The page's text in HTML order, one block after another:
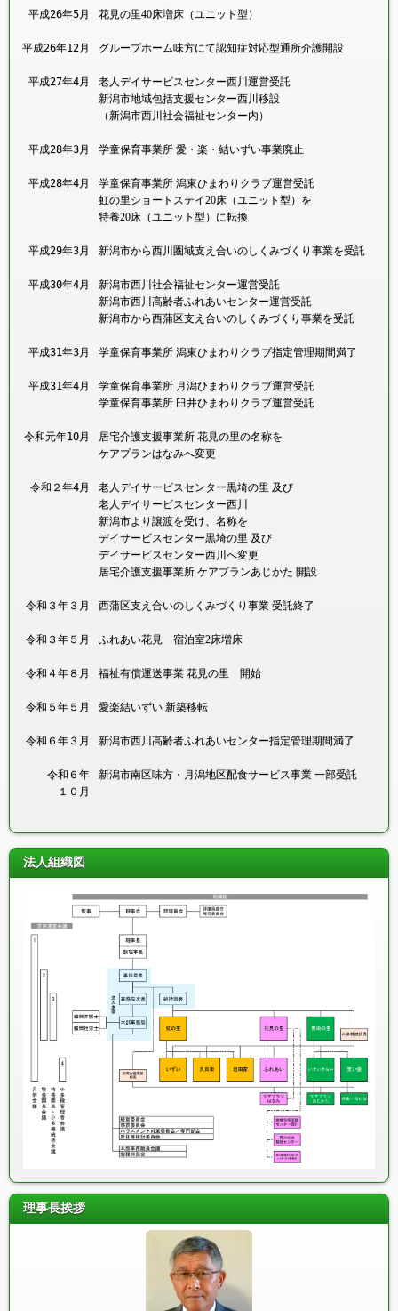
平成26年5月 花見の里40床増床（ユニット型）
平成26年12月 グループホーム味方にて認知症対応型通所介護開設
平成27年4月
老人デイサービスセンター西川運営受託
新潟市地域包括支援センター西川移設
（新潟市西川社会福祉センター内）
平成28年3月 学童保育事業所 愛・楽・結いずい事業廃止
平成28年4月
学童保育事業所 潟東ひまわりクラブ運営受託
虹の里ショートステイ20床（ユニット型）を
特養20床（ユニット型）に転換
平成29年3月 新潟市から西川圏域支え合いのしくみづくり事業を受託
平成30年4月
新潟市西川社会福祉センター運営受託
新潟市西川高齢者ふれあいセンター運営受託
新潟市から西蒲区支え合いのしくみづくり事業を受託
平成31年3月 学童保育事業所 潟東ひまわりクラブ指定管理期間満了
平成31年4月
学童保育事業所 月潟ひまわりクラブ運営受託
学童保育事業所 臼井ひまわりクラブ運営受託
令和元年10月
居宅介護支援事業所 花見の里の名称を
ケアプランはなみへ変更
令和２年4月
老人デイサービスセンター黒埼の里 及び
老人デイサービスセンター西川
新潟市より譲渡を受け、名称を
デイサービスセンター黒埼の里 及び
デイサービスセンター西川へ変更
居宅介護支援事業所 ケアプランあじかた 開設
令和３年 ３月 西蒲区支え合いのしくみづくり事業 受託終了
令和３年 ５月 ふれあい花見 宿泊室2床増床
令和４年８月 福祉有償運送事業 花見の里 開始
令和５年 ５月 愛楽結いずい 新築移転
令和６年 ３月 新潟市西川高齢者ふれあいセンター指定管理期間満了
令和６年
１０月
新潟市南区味方・月潟地区配食サービス事業 一部受託
法人組織図
理事長挨拶